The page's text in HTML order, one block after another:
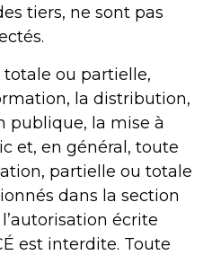
tiers, ne sont pas
ou partielle,
la distribution,
publique, la mise à
et, en général, toute
partielle ou totale
dans la section
écrite
est interdite. Toute